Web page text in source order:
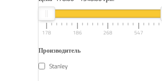
178 186 268 547
Производитель
Stanley